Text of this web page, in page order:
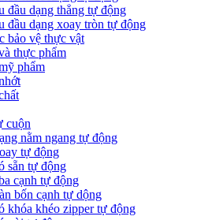
đầu dạng thẳng tự động
đầu dạng xoay tròn tự động
bảo vệ thực vật
thực phẩm
phẩm
cuộn
nằm ngang tự động
tự động
sẵn tự động
cạnh tự động
bốn cạnh tự dộng
khóa khéo zipper tự động